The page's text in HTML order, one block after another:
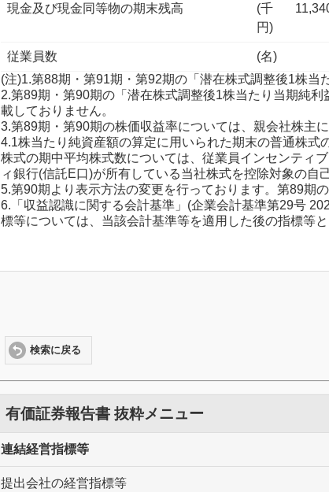
現金及び現金同等物の期末残高
(千
円)
従業員数 (名)
(注)1.第88期・第91期・第92期の「潜在株式調整後1株
2.第89期・第90期の「潜在株式調整後1株当たり当期純
載しておりません。
3.第89期・第90期の株価収益率については、親会社株主
4.1株当たり純資産額の算定に用いられた期末の普通株
株式の期中平均株式数については、従業員インセンティ
ィ銀行(信託E口)が所有している当社株式を控除対象の自
5.第90期より表示方法の変更を行っております。第89期
6.「収益認識に関する会計基準」(企業会計基準第29号
標等については、当該会計基準等を適用した後の指標等と
検索に戻る
有価証券報告書 抜粋メニュー
連結経営指標等
提出会社の経営指標等